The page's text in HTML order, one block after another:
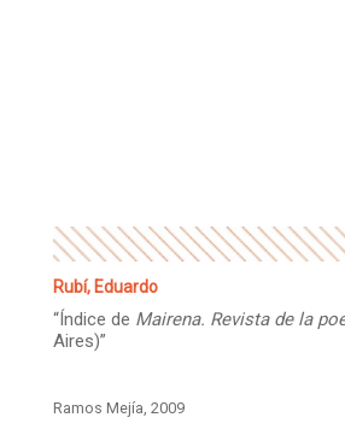
Rubí, Eduardo
“Índice de Mairena. Revista de la
Aires)”
Ramos Mejía, 2009